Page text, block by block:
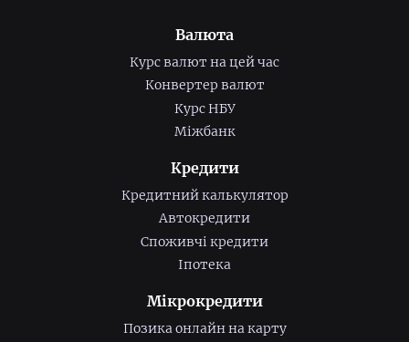
Валюта
Курс валют на цей час
Конвертер валют
Курс НБУ
Міжбанк
Кредити
Кредитний калькулятор
Автокредити
Споживчі кредити
Іпотека
Мікрокредити
Позика онлайн на карту